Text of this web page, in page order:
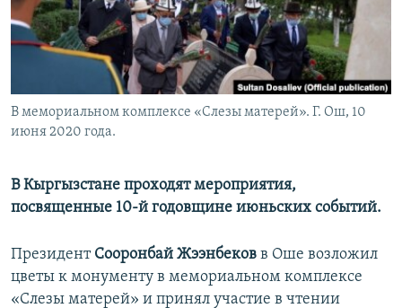
В мемориальном комплексе «Слезы матерей». Г. Ош, 10
июня 2020 года.
В Кыргызстане проходят мероприятия,
посвященные 10-й годовщине июньских событий.
Президент Сооронбай Жээнбеков в Оше возложил
цветы к монументу в мемориальном комплексе
«Слезы матерей» и принял участие в чтении